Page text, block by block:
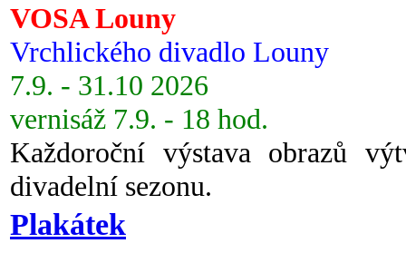
VOSA Louny
Vrchlického divadlo Louny
7.9. - 31.10 2026
vernisáž 7.9. - 18 hod.
Každoroční výstava obrazů
divadelní sezonu.
Plakátek